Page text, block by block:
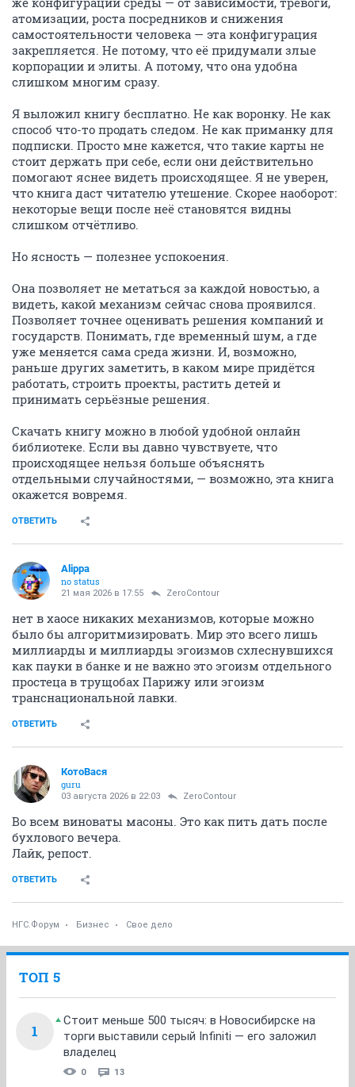
атомизации, роста посредников и снижения
самостоятельности человека — эта конфигурация
закрепляется. Не потому, что её придумали злые
корпорации и элиты. А потому, что она удобна
слишком многим сразу.
Я выложил книгу бесплатно. Не как воронку. Не как
способ что-то продать следом. Не как приманку для
подписки. Просто мне кажется, что такие карты не
стоит держать при себе, если они действительно
помогают яснее видеть происходящее. Я не уверен,
что книга даст читателю утешение. Скорее наоборот:
некоторые вещи после неё становятся видны
слишком отчётливо.
Но ясность — полезнее успокоения.
Она позволяет не метаться за каждой новостью, а
видеть, какой механизм сейчас снова проявился.
Позволяет точнее оценивать решения компаний и
государств. Понимать, где временный шум, а где
уже меняется сама среда жизни. И, возможно,
раньше других заметить, в каком мире придётся
работать, строить проекты, растить детей и
принимать серьёзные решения.
Скачать книгу можно в любой удобной онлайн
библиотеке. Если вы давно чувствуете, что
происходящее нельзя больше объяснять
отдельными случайностями, — возможно, эта книга
окажется вовремя.
ОТВЕТИТЬ
Alippa
no status
21 мая 2026 в 17:55 ZeroContour
нет в хаосе никаких механизмов, которые можно
было бы алгоритмизировать. Мир это всего лишь
миллиарды и миллиарды эгоизмов схлеснувшихся
как пауки в банке и не важно это эгоизм отдельного
простеца в трущобах Парижу или эгоизм
транснациональной лавки.
ОТВЕТИТЬ
КотоВася
guru
03 августа 2026 в 22:03 ZeroContour
Во всем виноваты масоны. Это как пить дать после
бухлового вечера.
Лайк, репост.
ОТВЕТИТЬ
НГС.Форум Бизнес Свое дело
ТОП 5
1
Стоит меньше 500 тысяч: в Новосибирске на
торги выставили серый Infiniti — его заложил
владелец
0 13